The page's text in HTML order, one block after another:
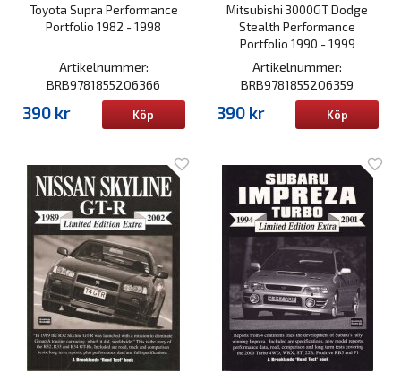
Toyota Supra Performance
Portfolio 1982 - 1998
Artikelnummer:
BRB9781855206366
390 kr Köp
Mitsubishi 3000GT Dodge
Stealth Performance
Portfolio 1990 - 1999
Artikelnummer:
BRB9781855206359
390 kr Köp